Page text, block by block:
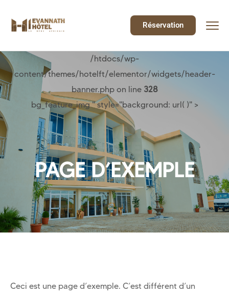
Réservation
/htdocs/wp-
content/themes/hotelft/elementor/widgets/header-
banner.php on line 328
bg_feature_img " style="background: url( )" >
PAGE D’EXEMPLE
Ceci est une page d’exemple. C’est différent d’un